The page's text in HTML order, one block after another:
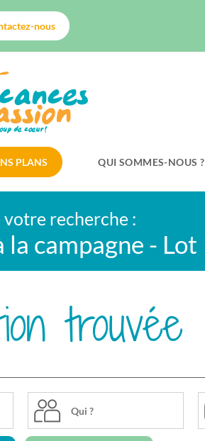
nous
PLANS QUI SOMMES-NOUS ?
votre recherche :
la campagne - Lot
trouvée
Qui ?